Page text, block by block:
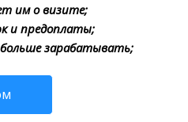
им о визите;
и предоплаты;
зарабатывать;